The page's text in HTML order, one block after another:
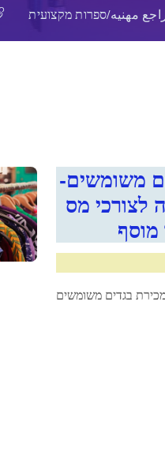
مهنيه/ספרות מקצועית
משומשים-
לצורכי מס
בגדים משומשים